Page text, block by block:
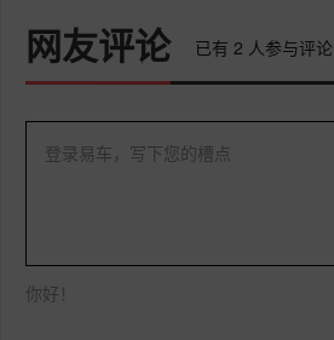
网友评论 已有 2 人参与评论
登录易车，写下您的槽点
你好！